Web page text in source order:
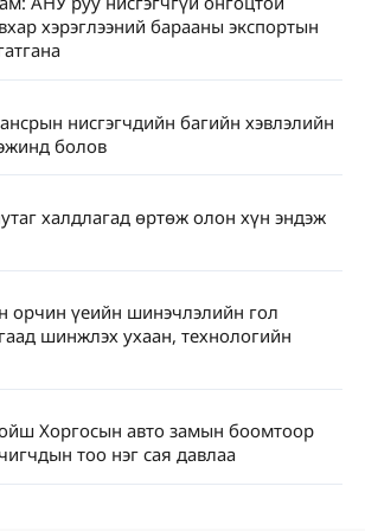
хэрэглээний барааны экспортын
нисгэгчдийн багийн хэвлэлийн
болов
халдлагад өртөж олон хүн эндэж
орчин үеийн шинэчлэлийн гол
шинжлэх ухаан, технологийн
Хоргосын авто замын боомтоор
тоо нэг сая давлаа